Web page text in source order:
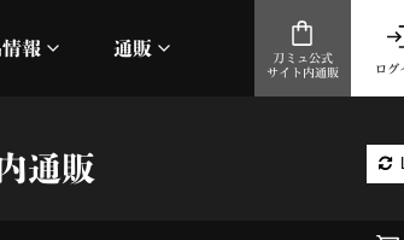
ービー
報
清光 単騎出陣 極
通販
ログ
刀ミュ公式
サイト内通販
通販